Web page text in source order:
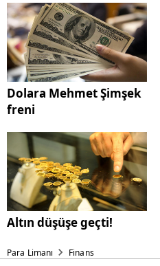
Dolara Mehmet Şimşek
freni
Altın düşüşe geçti!
Para Limanı Finans